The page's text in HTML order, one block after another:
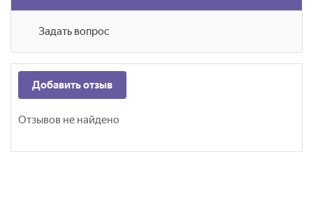
Задать вопрос
Добавить отзыв
Отзывов не найдено